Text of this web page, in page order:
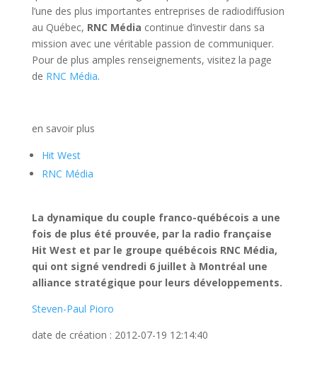
l’une des plus importantes entreprises de radiodiffusion
au Québec, RNC Média continue d’investir dans sa
mission avec une véritable passion de communiquer.
Pour de plus amples renseignements, visitez la page
de RNC Média.
en savoir plus
Hit West
RNC Média
La dynamique du couple franco-québécois a une
fois de plus été prouvée, par la radio française
Hit West et par le groupe québécois RNC Média,
qui ont signé vendredi 6 juillet à Montréal une
alliance stratégique pour leurs développements.
Steven-Paul Pioro
date de création : 2012-07-19 12:14:40